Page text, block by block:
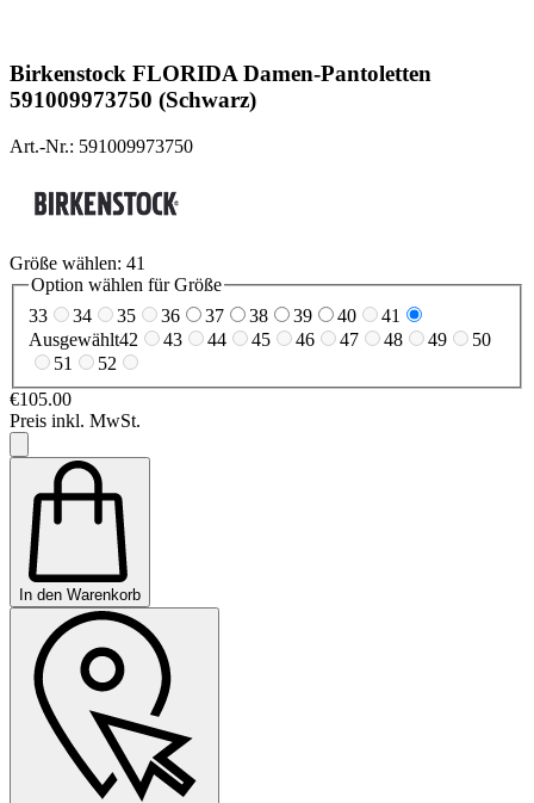
Birkenstock FLORIDA Damen-Pantoletten
591009973750 (Schwarz)
Art.-Nr.: 591009973750
Größe wählen: 41
Option wählen für Größe
33
34 35 36 37 38 39 40
41
Ausgewählt42 43 44 45 46 47 48 49
50
51
52
€105.00
Preis inkl. MwSt.
In den Warenkorb